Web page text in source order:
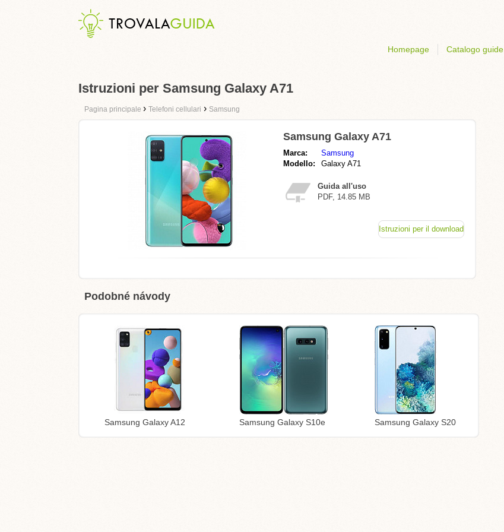
Homepage Catalogo guide
Istruzioni per Samsung Galaxy A71
Pagina principale › Telefoni cellulari › Samsung
Samsung Galaxy A71
Marca:
Samsung
Modello:
Galaxy A71
Guida all'uso
PDF, 14.85 MB
Istruzioni per il download
Podobné návody
Samsung Galaxy A12 Samsung Galaxy S10e Samsung Galaxy S20